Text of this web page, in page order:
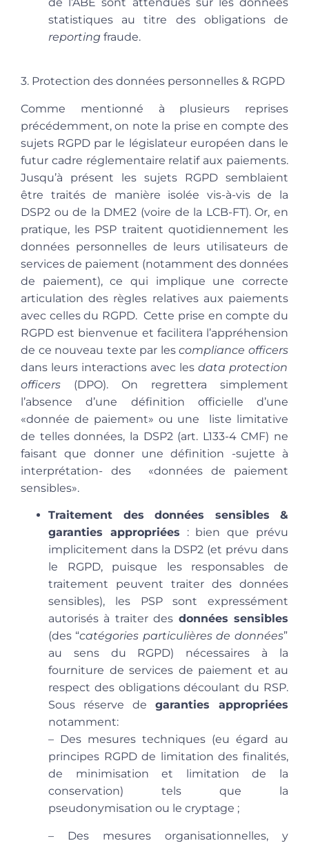
statistiques au titre des obligations de
reporting fraude.
3. Protection des données personnelles & RGPD
Comme mentionné à plusieurs reprises
précédemment, on note la prise en compte des
sujets RGPD par le législateur européen dans le
futur cadre réglementaire relatif aux paiements.
Jusqu’à présent les sujets RGPD semblaient
être traités de manière isolée vis-à-vis de la
DSP2 ou de la DME2 (voire de la LCB-FT). Or, en
pratique, les PSP traitent quotidiennement les
données personnelles de leurs utilisateurs de
services de paiement (notamment des données
de paiement), ce qui implique une correcte
articulation des règles relatives aux paiements
avec celles du RGPD. Cette prise en compte du
RGPD est bienvenue et facilitera l’appréhension
de ce nouveau texte par lescompliance officers
dans leurs interactions avec les data protection
officers (DPO). On regrettera simplement
l’absence d’une définition officielle d’une
«donnée de paiement» ou une liste limitative
de telles données, la DSP2 (art. L133-4 CMF) ne
faisant que donner une définition -sujette à
interprétation- des «données de paiement
sensibles».
Traitement des données sensibles &
garanties appropriées : bien que prévu
implicitement dans la DSP2 (et prévu dans
le RGPD, puisque les responsables de
traitement peuvent traiter des données
sensibles), les PSP sont expressément
autorisés à traiter des données sensibles
(des “catégories particulières de données”
au sens du RGPD) nécessaires à la
fourniture de services de paiement et au
respect des obligations découlant du RSP.
Sous réserve de garanties appropriées
notamment:
– Des mesures techniques (eu égard au
principes RGPD de limitation des finalités,
de minimisation et limitation de la
conservation) tels que la
pseudonymisation ou le cryptage ;
– Des mesures organisationnelles, y